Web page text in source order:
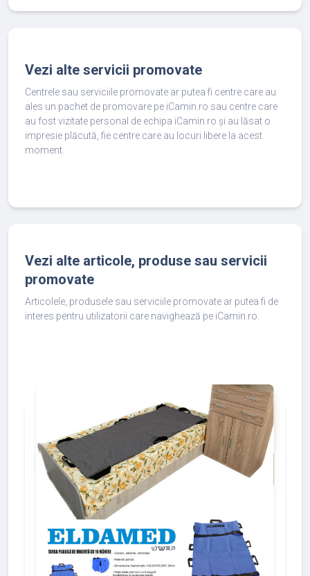
Vezi alte servicii promovate
Centrele sau serviciile promovate ar putea fi centre care au
ales un pachet de promovare pe iCamin.ro sau centre care
au fost vizitate personal de echipa iCamin.ro și au lăsat o
impresie plăcută, fie centre care au locuri libere la acest
moment.
Vezi alte articole, produse sau servicii
promovate
Articolele, produsele sau serviciile promovate ar putea fi de
interes pentru utilizatorii care navighează pe iCamin.ro.